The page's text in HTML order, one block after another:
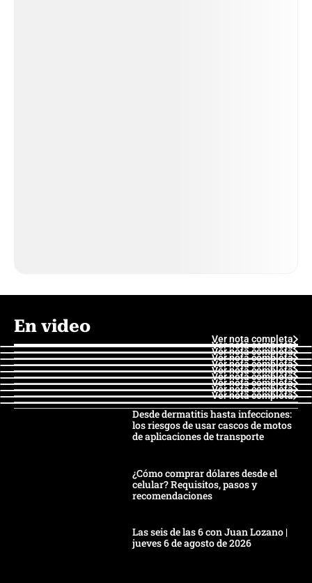
En video
Ver nota completa
Ver nota completa
Ver nota completa
Ver nota completa
Ver nota completa
Ver nota completa
Ver nota completa
Ver nota completa
Ver nota completa
Ver nota completa
Desde dermatitis hasta infecciones:
los riesgos de usar cascos de motos
de aplicaciones de transporte
¿Cómo comprar dólares desde el
celular? Requisitos, pasos y
recomendaciones
Las seis de las 6 con Juan Lozano |
jueves 6 de agosto de 2026